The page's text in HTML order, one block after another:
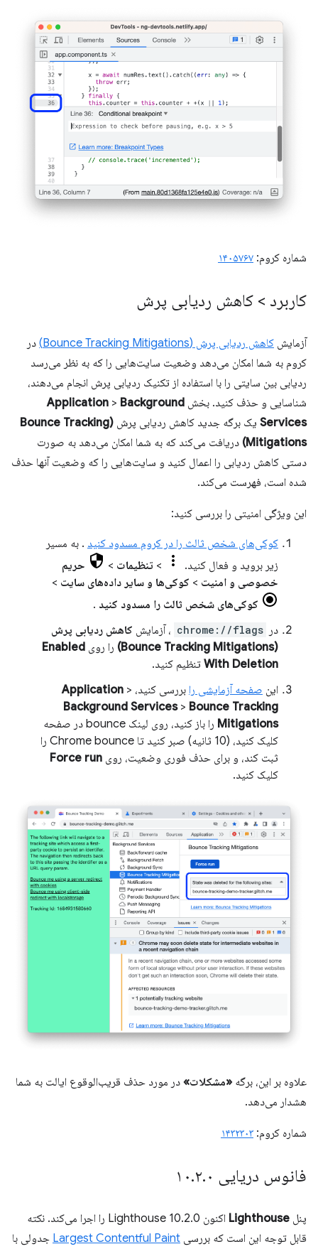
شماره کروم: ۱۴۰۵۷۶۷
کاربرد > کاهش ردیابی پرش
آزمایش کاهش ردیابی پرش (Bounce Tracking Mitigations)
در
کروم به شما امکان می‌دهد وضعیت سایت‌هایی را که به نظر می‌رسد
ردیابی بین سایتی را با استفاده از تکنیک ردیابی پرش انجام می‌دهند،
شناسایی و حذف کنید. بخش
Application > Background
Services یک برگه جدید کاهش ردیابی پرش (Bounce Tracking
Mitigations) دریافت می‌کند که به شما امکان می‌دهد به صورت
دستی کاهش ردیابی را اعمال کنید و سایت‌هایی را که وضعیت آنها حذف
شده است، فهرست می‌کند.
این ویژگی امنیتی را بررسی کنید:
کوکی‌های شخص ثالث را در کروم مسدود کنید . به مسیر
زیر بروید و فعال کنید.
> تنظیمات >
حریم
خصوصی و امنیت > کوکی‌ها و سایر داده‌های سایت >
کوکی‌های شخص ثالث را مسدود کنید .
در chrome://flags ، آزمایش کاهش ردیابی پرش
(Bounce Tracking Mitigations)
را روی Enabled
With Deletion تنظیم کنید.
این صفحه آزمایشی را بررسی کنید، Application >
Background Services> Bounce Tracking
Mitigations
را باز کنید، روی لینک bounce در صفحه
کلیک کنید، (10 ثانیه) صبر کنید تا Chrome bounce را
ثبت کند، و برای حذف فوری وضعیت، روی Force run
کلیک کنید.
علاوه بر این، برگه «مشکلات» در مورد حذف قریب‌الوقوع ایالت به شما
هشدار می‌دهد.
شماره کروم: ۱۴۳۲۳۰۳
فانوس دریایی ۱۰ .۲.۰
پنل Lighthouse
اکنون Lighthouse 10.2.0 را اجرا می‌کند. نکته
قابل توجه این است که بررسی Largest Contentful Paint جدولی با